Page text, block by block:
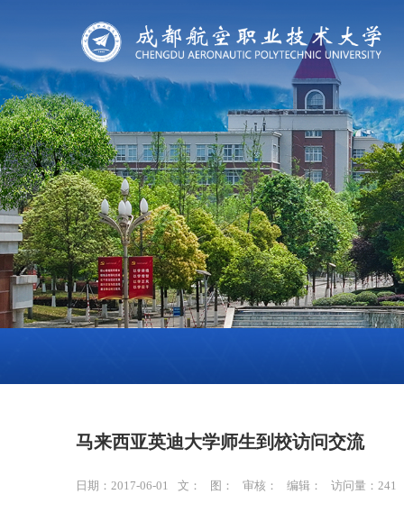
马来西亚英迪大学师生到校访问交流
日期：2017-06-01 文： 图： 审核： 编辑： 访问量： 241